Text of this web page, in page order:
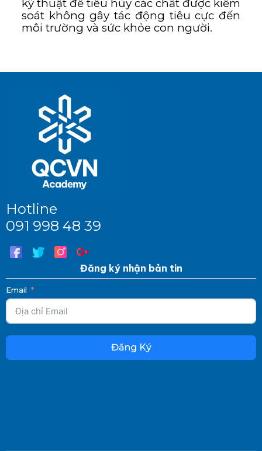
kỹ thuật để tiêu hủy các chất được kiểm
soát không gây tác động tiêu cực đến
môi trường và sức khỏe con người.
Hotline
091 998 48 39
Đăng ký nhận bản tin
Email
Đăng Ký